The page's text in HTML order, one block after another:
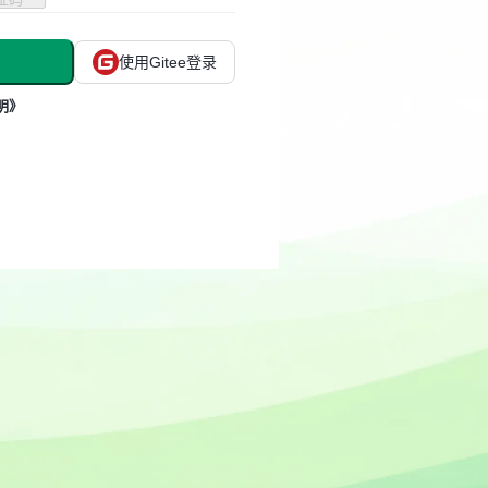
使用Gitee登录
》